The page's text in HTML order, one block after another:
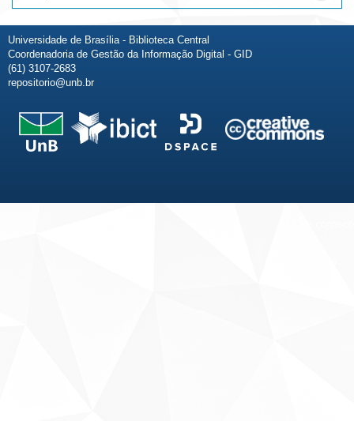
Universidade de Brasília - Biblioteca Central
Coordenadoria de Gestão da Informação Digital - GID
(61) 3107-2683
repositorio@unb.br